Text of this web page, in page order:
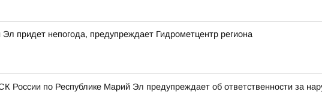
придет непогода, предупреждает Гидрометцентр региона
России по Республике Марий Эл предупреждает об ответственности за